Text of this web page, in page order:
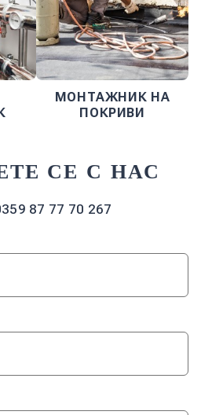
МОНТАЖНИК НА
ПОКРИВИ
СЕ С НАС
87 77 70 267